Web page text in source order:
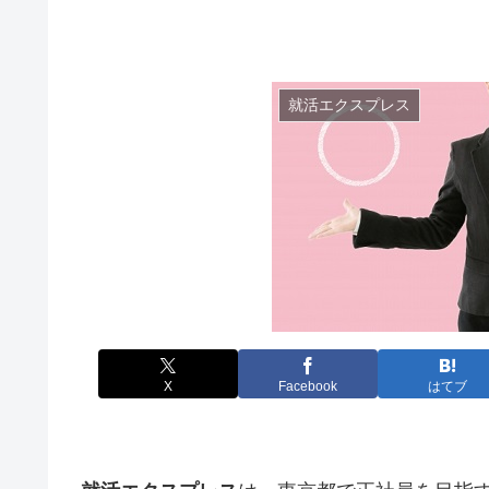
就活エクスプレス
X Facebook はてブ